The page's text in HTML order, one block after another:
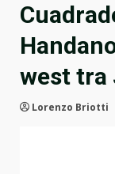
west tra
Lorenzo Briotti